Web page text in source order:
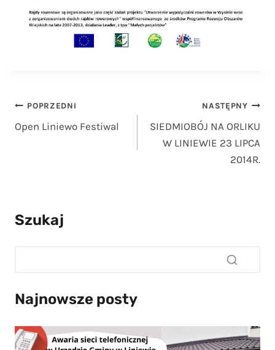
Nawigacja
wpisu
POPRZEDNI
Open Liniewo Festiwal
NASTĘPNY
SIEDMIOBÓJ NA ORLIKU
W LINIEWIE 23 LIPCA
2014R.
Szukaj
Najnowsze posty